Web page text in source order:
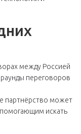
между Россией
переговоров
партнёрство может
искать